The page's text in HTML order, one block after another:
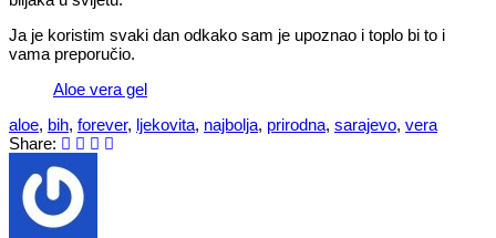
Ja je koristim svaki dan odkako sam je upoznao i toplo bi to i
vama preporučio.
Aloe vera gel
aloe, bih, forever, ljekovita, najbolja, prirodna, sarajevo, vera
Share: